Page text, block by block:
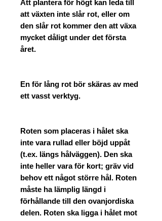
Att plantera för högt kan leda till
att växten inte slår rot, eller om
den slår rot kommer den att växa
mycket dåligt under det första
året.
En för lång rot bör skäras av med
ett vasst verktyg.
Roten som placeras i hålet ska
inte vara rullad eller böjd uppåt
(t.ex. längs hålväggen). Den ska
inte heller vara för kort; gräv vid
behov ett något större hål. Roten
måste ha lämplig längd i
förhållande till den ovanjordiska
delen. Roten ska ligga i hålet mot